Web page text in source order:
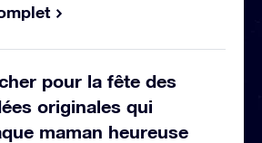
pour la fête des
originales qui
maman heureuse